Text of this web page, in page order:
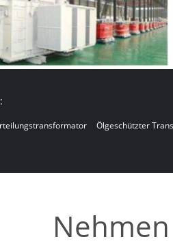
Ölgeschützter